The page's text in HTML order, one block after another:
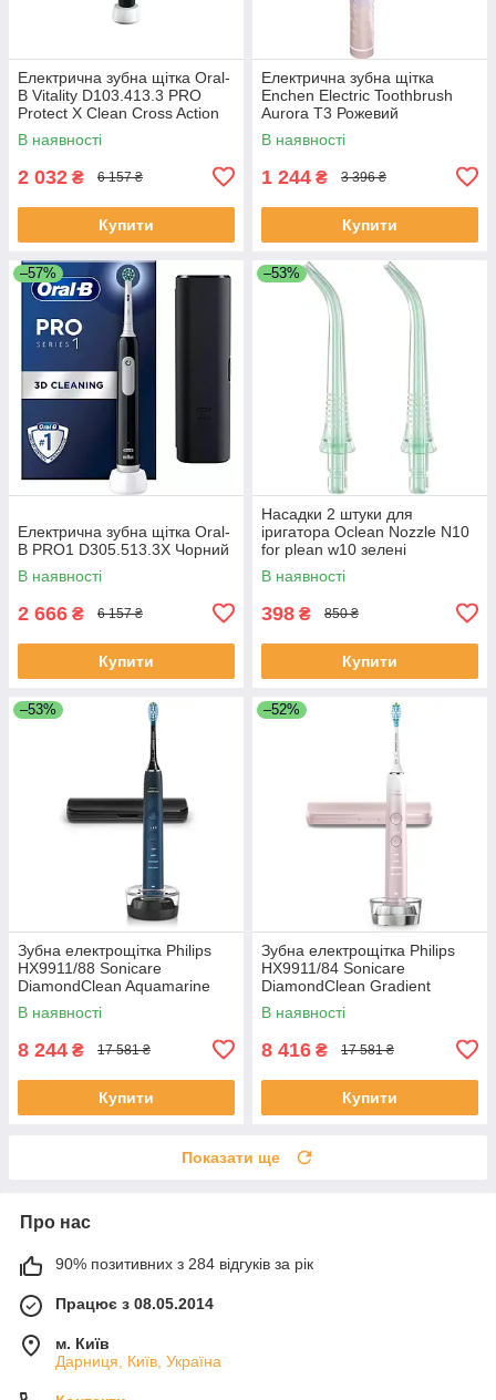
Електрична зубна щітка Oral-
B Vitality D103.413.3 PRO
Protect X Clean Cross Action
EB50BRB Чорний
В наявності
2 032 ₴ 6 157 ₴
Купити
Електрична зубна щітка
Enchen Electric Toothbrush
Aurora T3 Рожевий
В наявності
1 244 ₴ 3 396 ₴
Купити
–57%
Електрична зубна щітка Oral-
B PRO1 D305.513.3X Чорний
В наявності
2 666 ₴ 6 157 ₴
Купити
–53%
Насадки 2 штуки для
іригатора Oclean Nozzle N10
for plean w10 зелені
(6970810551945)
В наявності
398 ₴ 850 ₴
Купити
–53%
Зубна електрощітка Philips
HX9911/88 Sonicare
DiamondClean Aquamarine
(6824731)
В наявності
8 244 ₴ 17 581 ₴
Купити
–52%
Зубна електрощітка Philips
HX9911/84 Sonicare
DiamondClean Gradient
рожевий-білий (6902620)
В наявності
8 416 ₴ 17 581 ₴
Купити
Показати ще
Про нас
90% позитивних з 284 відгуків за рік
Працює з 08.05.2014
м. Київ
Дарниця, Київ, Україна